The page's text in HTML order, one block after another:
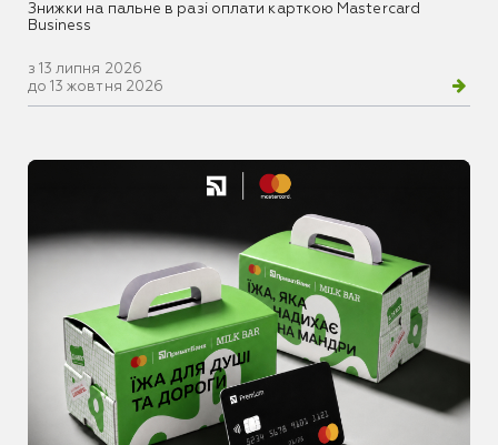
Знижки на пальне в разі оплати карткою Mastercard
Business
з 13 липня 2026
до 13 жовтня 2026